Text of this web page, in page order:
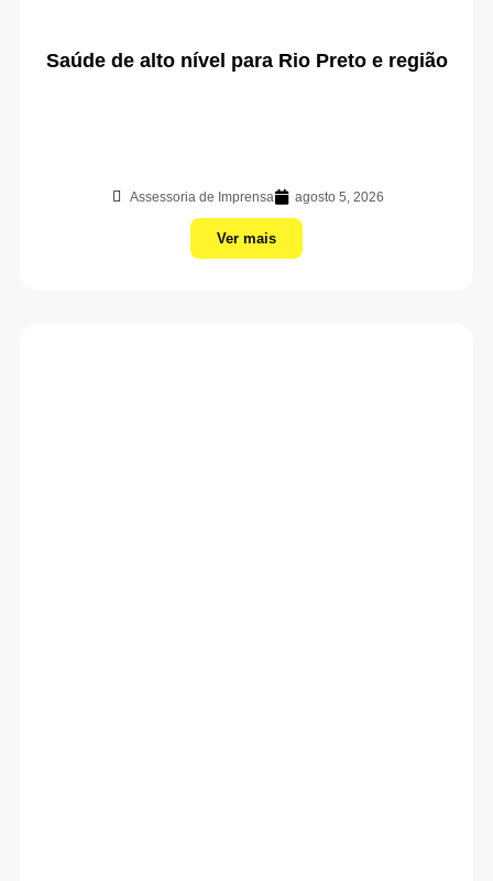
Saúde de alto nível para Rio Preto e região
Assessoria de Imprensa agosto 5, 2026
Ver mais